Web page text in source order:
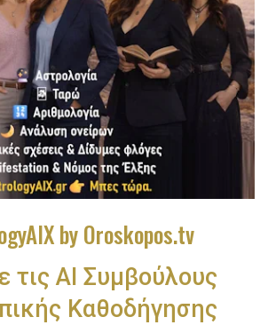
by Oroskopos.tv
τις ΑΙ Συμβούλους
Καθοδήγησης